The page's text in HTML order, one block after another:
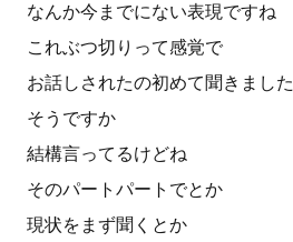
なんか今までにない表現ですね
これぶつ切りって感覚で
お話しされたの初めて聞きました
そうですか
結構言ってるけどね
そのパートパートでとか
現状をまず聞くとか